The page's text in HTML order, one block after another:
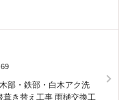
部・鉄部・白木アク洗
葺き替え工事 雨樋交換工